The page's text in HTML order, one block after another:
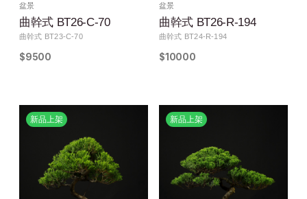
盆景
曲幹式 BT26-C-70
曲幹式 BT23-C-70
$9500
盆景
曲幹式 BT26-R-194
曲幹式 BT24-R-194
$10000
新品上架 新品上架